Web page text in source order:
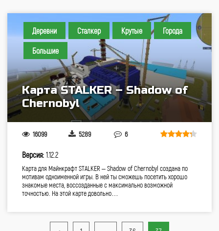
Деревни Сталкер Крутые Города
Большие
Карта STALKER – Shadow of
Chernobyl
16099 5289 6
Версия: 1.12.2
Карта для Майнкрафт STALKER – Shadow of Chernobyl создана по
мотивам одноименной игры. В ней ты сможешь посетить хорошо
знакомые места, воссозданные с максимально возможной
точностью. На этой карте довольно…